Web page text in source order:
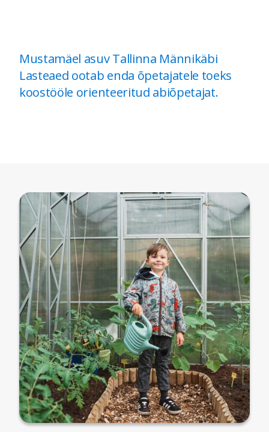
Mustamäel asuv Tallinna Männikäbi
Lasteaed ootab enda õpetajatele toeks
koostööle orienteeritud abiõpetajat.